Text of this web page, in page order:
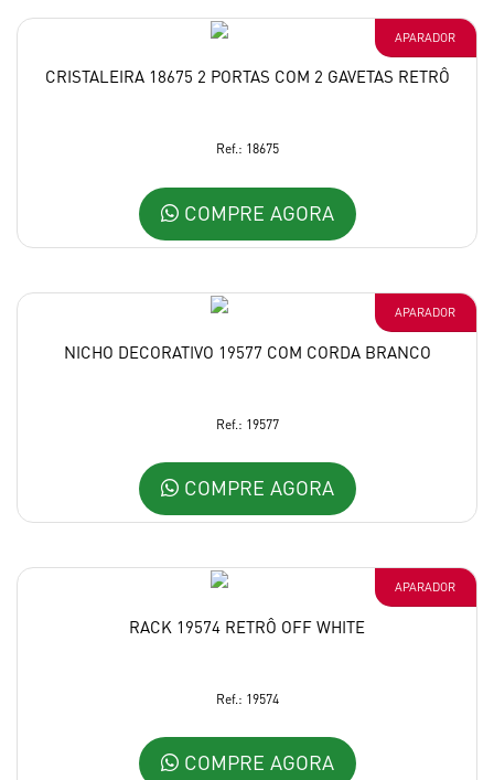
APARADOR
CRISTALEIRA 18675 2 PORTAS COM 2 GAVETAS RETRÔ
Ref.: 18675
COMPRE AGORA
APARADOR
NICHO DECORATIVO 19577 COM CORDA BRANCO
Ref.: 19577
COMPRE AGORA
APARADOR
RACK 19574 RETRÔ OFF WHITE
Ref.: 19574
COMPRE AGORA